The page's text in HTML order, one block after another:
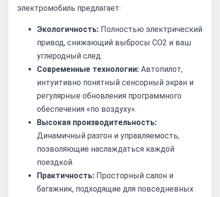
электромобиль предлагает:
Экологичность: Полностью электрический
привод, снижающий выбросы CO2 и ваш
углеродный след.
Современные технологии: Автопилот,
интуитивно понятный сенсорный экран и
регулярные обновления программного
обеспечения «по воздуху».
Высокая производительность:
Динамичный разгон и управляемость,
позволяющие наслаждаться каждой
поездкой.
Практичность: Просторный салон и
багажник, подходящие для повседневных